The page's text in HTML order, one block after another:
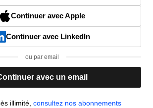
Continuer avec Apple
Continuer avec LinkedIn
ou par email
avec un email
illimité, consultez nos abonnements